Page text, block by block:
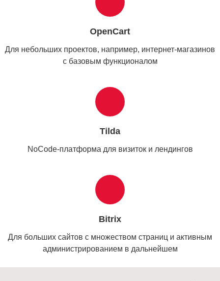
OpenCart
Для небольших проектов, например, интернет-магазинов
с базовым функционалом
Tilda
NoCode-платформа для визиток и лендингов
Bitrix
Для больших сайтов с множеством страниц и активным
администрированием в дальнейшем